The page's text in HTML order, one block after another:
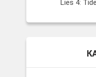
Lies 4: